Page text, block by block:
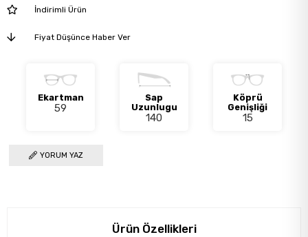
İndirimli Ürün
Fiyat Düşünce Haber Ver
Ekartman
59
Sap
Uzunlugu
140
Köprü
Genişliği
15
YORUM YAZ
Ürün Özellikleri